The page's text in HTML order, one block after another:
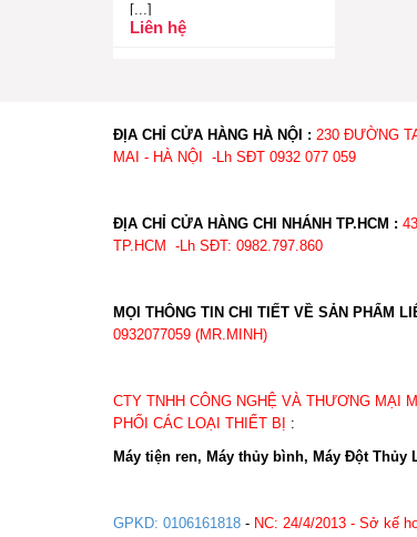
[...]
Liên hệ
ĐỊA CHỈ CỬA HÀNG HÀ NỘI : 230 ĐƯỜNG
MAI - HÀ NỘI -Lh SĐT 0932 077 059
ĐỊA CHỈ CỬA HÀNG CHI NHÁNH TP.HCM :
TP.HCM -Lh SĐT:
MỌI THÔNG TIN CHI TIẾT VỀ SẢN PHẨM
0932077059 (MR.MINH)
CTY TNHH CÔNG NGHỆ VÀ THƯƠNG MẠI
PHỐI CÁC LOẠI THIẾT BỊ
:
Máy tiện ren, Máy thủy bình, Máy Đột
GPKD: 0106161818 - NC: 24/4/2013 - Sở kế